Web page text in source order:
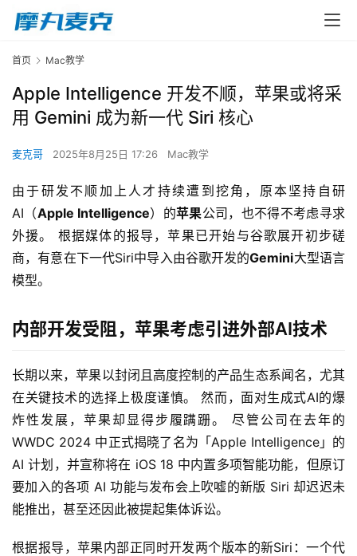
首页 Mac教学
Apple Intelligence 开发不顺，苹果或将采
用 Gemini 成为新一代 Siri 核心
麦克哥 2025年8月25日 17:26 Mac教学
由于研发不顺加上人才持续遭到挖角，原本坚持自研
AI（Apple Intelligence）的苹果公司，也不得不考虑寻求
外援。 根据媒体的报导，苹果已开始与谷歌展开初步磋
商，有意在下一代Siri中导入由谷歌开发的Gemini大型语言
模型。
内部开发受阻，苹果考虑引进外部AI技术
长期以来，苹果以封闭且高度控制的产品生态系闻名，尤其
在关键技术的选择上极度谨慎。 然而，面对生成式AI的爆
炸性发展，苹果却显得步履蹒跚。 尽管公司在去年的
WWDC 2024 中正式揭晓了名为「Apple Intelligence」的
AI 计划，并宣称将在 iOS 18 中内置多项智能功能，但原订
要加入的各项 AI 功能与发布会上吹嘘的新版 Siri 却迟迟未
能推出，甚至还因此被提起集体诉讼。
根据报导，苹果内部正同时开发两个版本的新Siri：一个代